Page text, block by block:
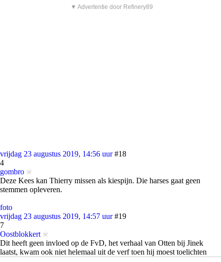
▼ Advertentie door Refinery89
vrijdag 23 augustus 2019, 14:56 uur #18
4
gombro
Deze Kees kan Thierry missen als kiespijn. Die harses gaat geen
stemmen opleveren.
foto
vrijdag 23 augustus 2019, 14:57 uur #19
7
Oostblokkert
Dit heeft geen invloed op de FvD, het verhaal van Otten bij Jinek
laatst, kwam ook niet helemaal uit de verf toen hij moest toelichten